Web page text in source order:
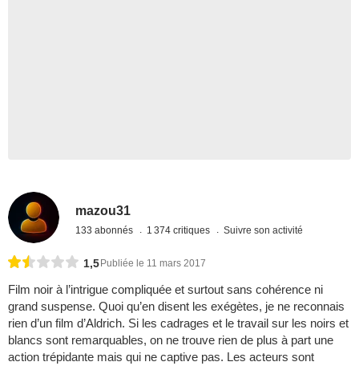
mazou31
133 abonnés 1 374 critiques Suivre son activité
1,5 Publiée le 11 mars 2017
Film noir à l’intrigue compliquée et surtout sans cohérence ni
grand suspense. Quoi qu’en disent les exégètes, je ne reconnais
rien d’un film d’Aldrich. Si les cadrages et le travail sur les noirs et
blancs sont remarquables, on ne trouve rien de plus à part une
action trépidante mais qui ne captive pas. Les acteurs sont